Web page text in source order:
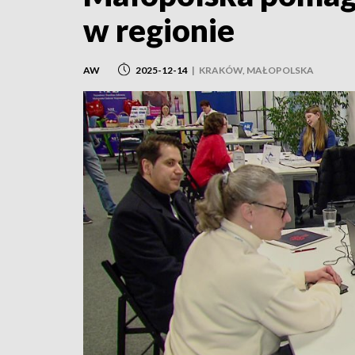
w regionie
AW 2025-12-14 | KRAKÓW, MAŁOPOLSKA